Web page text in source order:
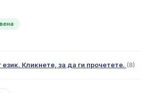
Кликнете, за да ги прочетете. (8)